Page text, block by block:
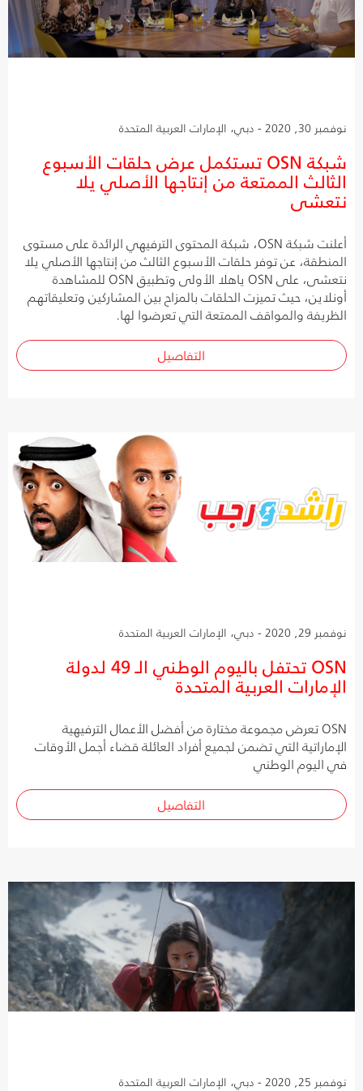
نوفمبر 30, 2020 - دبي، الإمارات العربية المتحدة
شبكة OSN تستكمل عرض حلقات الأسبوع
الثالث الممتعة من إنتاجها الأصلي يلا
نتعشى
أعلنت شبكة OSN، شبكة المحتوى الترفيهي الرائدة على مستوى
المنطقة، عن توفر حلقات الأسبوع الثالث من إنتاجها الأصلي يلا
نتعشى، على OSN ياهلا الأولى وتطبيق OSN للمشاهدة
أونلاين، حيث تميزت الحلقات بالمزاح بين المشاركين وتعليقاتهم
الظريفة والمواقف الممتعة التي تعرضوا لها.
التفاصيل
نوفمبر 29, 2020 - دبي، الإمارات العربية المتحدة
OSN تحتفل باليوم الوطني الـ 49 لدولة
الإمارات العربية المتحدة
OSN تعرض مجموعة مختارة من أفضل الأعمال الترفيهية
الإماراتية التي تضمن لجميع أفراد العائلة قضاء أجمل الأوقات
في اليوم الوطني
التفاصيل
نوفمبر 25, 2020 - دبي، الإمارات العربية المتحدة